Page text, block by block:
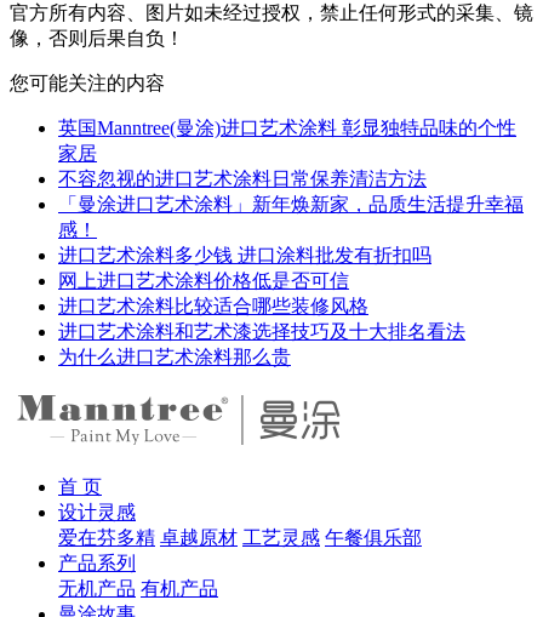
官方所有内容、图片如未经过授权，禁止任何形式的采集、镜
像，否则后果自负！
您可能关注的内容
英国Manntree(曼涂)进口艺术涂料 彰显独特品味的个性
家居
不容忽视的进口艺术涂料日常保养清洁方法
「曼涂进口艺术涂料」新年焕新家，品质生活提升幸福
感！
进口艺术涂料多少钱 进口涂料批发有折扣吗
网上进口艺术涂料价格低是否可信
进口艺术涂料比较适合哪些装修风格
进口艺术涂料和艺术漆选择技巧及十大排名看法
为什么进口艺术涂料那么贵
首 页
设计灵感
爱在芬多精 卓越原材 工艺灵感 午餐俱乐部
产品系列
无机产品 有机产品